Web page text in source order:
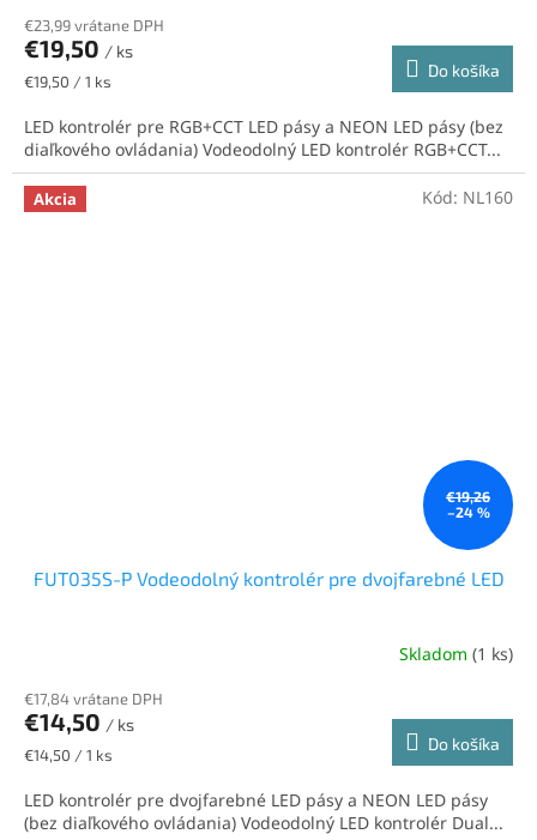
€23,99 vrátane DPH
€19,50 / ks
Jednotková
€19,50 / 1 ks
Do košíka
LED kontrolér pre RGB+CCT LED pásy a NEON LED pásy (bez
diaľkového ovládania) Vodeodolný LED kontrolér RGB+CCT...
Akcia
€19,26
–24 %
FUT035S-P Vodeodolný kontrolér pre dvojfarebné LED
Skladom (1 ks)
€17,84 vrátane DPH
€14,50 / ks
Jednotková
€14,50 / 1 ks
Do košíka
LED kontrolér pre dvojfarebné LED pásy a NEON LED pásy
(bez diaľkového ovládania) Vodeodolný LED kontrolér Dual...
Kód: NL160